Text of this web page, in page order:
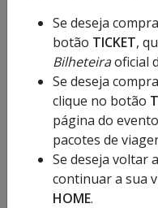
Se deseja
botão TICKET,
Bilheteiraoficial
Se deseja
clique no botão
página do
pacotes de
Se deseja voltar
continuar a sua
HOME.